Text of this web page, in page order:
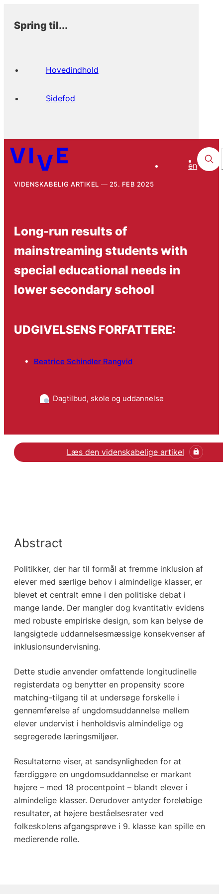
Spring til...
Hovedindhold
Sidefod
en
VIDENSKABELIG ARTIKEL 25. FEB 2025
Long-run results of
mainstreaming students with
special educational needs in
lower secondary school
UDGIVELSENS FORFATTERE:
Beatrice Schindler Rangvid
Dagtilbud, skole og uddannelse
Læs den videnskabelige artikel
Abstract
Politikker, der har til formål at fremme inklusion af
elever med særlige behov i almindelige klasser, er
blevet et centralt emne i den politiske debat i
mange lande. Der mangler dog kvantitativ evidens
med robuste empiriske design, som kan belyse de
langsigtede uddannelsesmæssige konsekvenser af
inklusionsundervisning.
Dette studie anvender omfattende longitudinelle
registerdata og benytter en propensity score
matching-tilgang til at undersøge forskelle i
gennemførelse af ungdomsuddannelse mellem
elever undervist i henholdsvis almindelige og
segregerede læringsmiljøer.
Resultaterne viser, at sandsynligheden for at
færdiggøre en ungdomsuddannelse er markant
højere – med 18 procentpoint – blandt elever i
almindelige klasser. Derudover antyder foreløbige
resultater, at højere beståelsesrater ved
folkeskolens afgangsprøve i 9. klasse kan spille en
medierende rolle.